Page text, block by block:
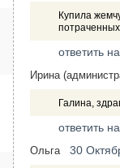
Купила
потраченных
ответить
Ирина
Галина,
ответить
Ольга 30